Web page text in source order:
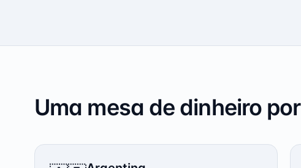
Uma mesa de dinheiro